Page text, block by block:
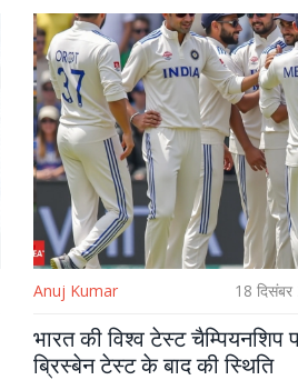
Anuj Kumar 18
भारत की विश्व टेस्ट चैम्पियनशिप
ब्रिस्बेन टेस्ट के बाद की स्थिति